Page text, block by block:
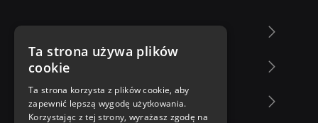
Zakupy u nas
Nasza oferta
Ta strona używa plików
cookie
Ta strona korzysta z plików cookie, aby
zapewnić lepszą wygodę użytkowania.
Korzystając z tej strony, wyrażasz zgodę na